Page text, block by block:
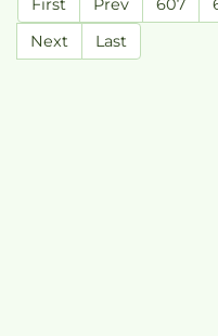
First Prev 607
Next
Last